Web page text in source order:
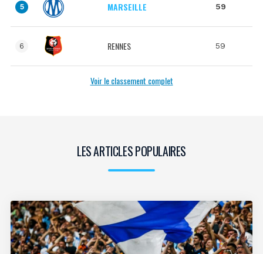
5 MARSEILLE 59
6 RENNES 59
Voir le classement complet
LES ARTICLES POPULAIRES